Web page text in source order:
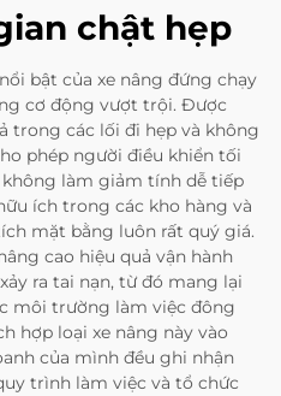
chật hẹp
bật của xe nâng đứng chạy
cơ động vượt trội. Được
trong các lối đi hẹp và không
phép người điều khiển tối
làm giảm tính dễ tiếp
ích trong các kho hàng và
mặt bằng luôn rất quý giá.
cao hiệu quả vận hành
ra tai nạn, từ đó mang lại
môi trường làm việc đông
hợp loại xe nâng này vào
của mình đều ghi nhận
trình làm việc và tổ chức